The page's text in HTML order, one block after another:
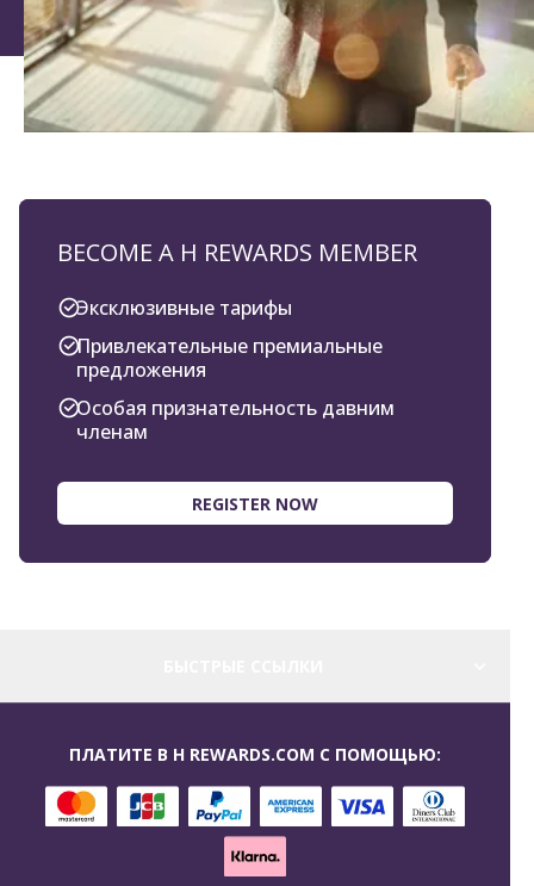
BECOME A H REWARDS MEMBER
Эксклюзивные тарифы
Привлекательные премиальные
предложения
Особая признательность давним
членам
REGISTER NOW
ПЛАТИТЕ В H REWARDS.COM С ПОМОЩЬЮ: